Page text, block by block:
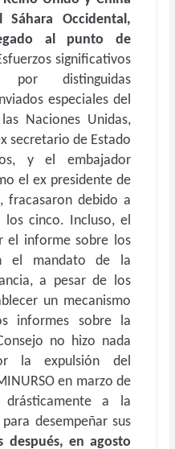
Occidental,
al punto de
significativos
distinguidas
especiales del
Naciones Unidas,
secretario de Estado
y el embajador
el ex presidente de
, fracasaron debido a
cinco. Incluso, el
el informe sobre los
el mandato de la
a pesar de los
un mecanismo
informes sobre la
no hizo nada
la expulsión del
en marzo de
a la
desempeñar sus
después, en agosto